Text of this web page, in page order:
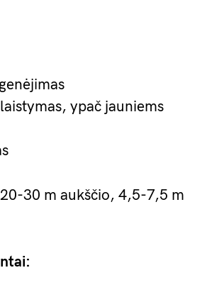
ypač jauniems
20-30 m aukščio, 4,5-7,5 m